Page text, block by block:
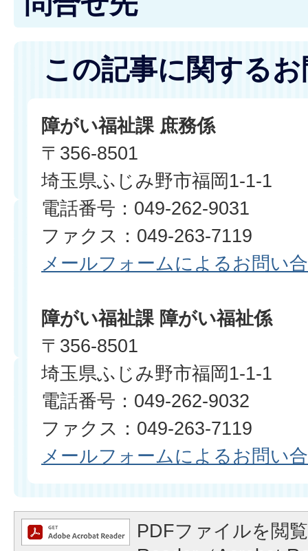
この記事に関する
障がい福祉課 庶務係
〒356-8501
埼玉県ふじみ野市福岡1-1-1
電話番号：049-262-9031
ファクス：049-263-7119
メールフォームによるお問い
障がい福祉課 障がい福祉係
〒356-8501
埼玉県ふじみ野市福岡1-1-1
電話番号：049-262-9032
ファクス：049-263-7119
メールフォームによるお問い
PDFファイルを閲